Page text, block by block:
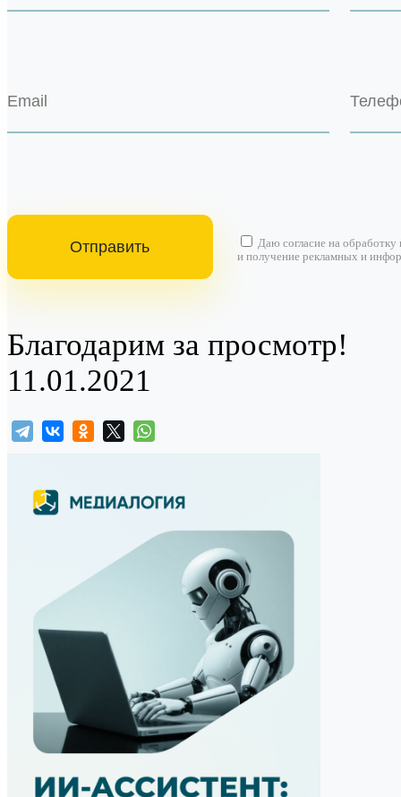
Даю согласие на обработку
и получение рекламных и
Благодарим за просмотр!
11.01.2021